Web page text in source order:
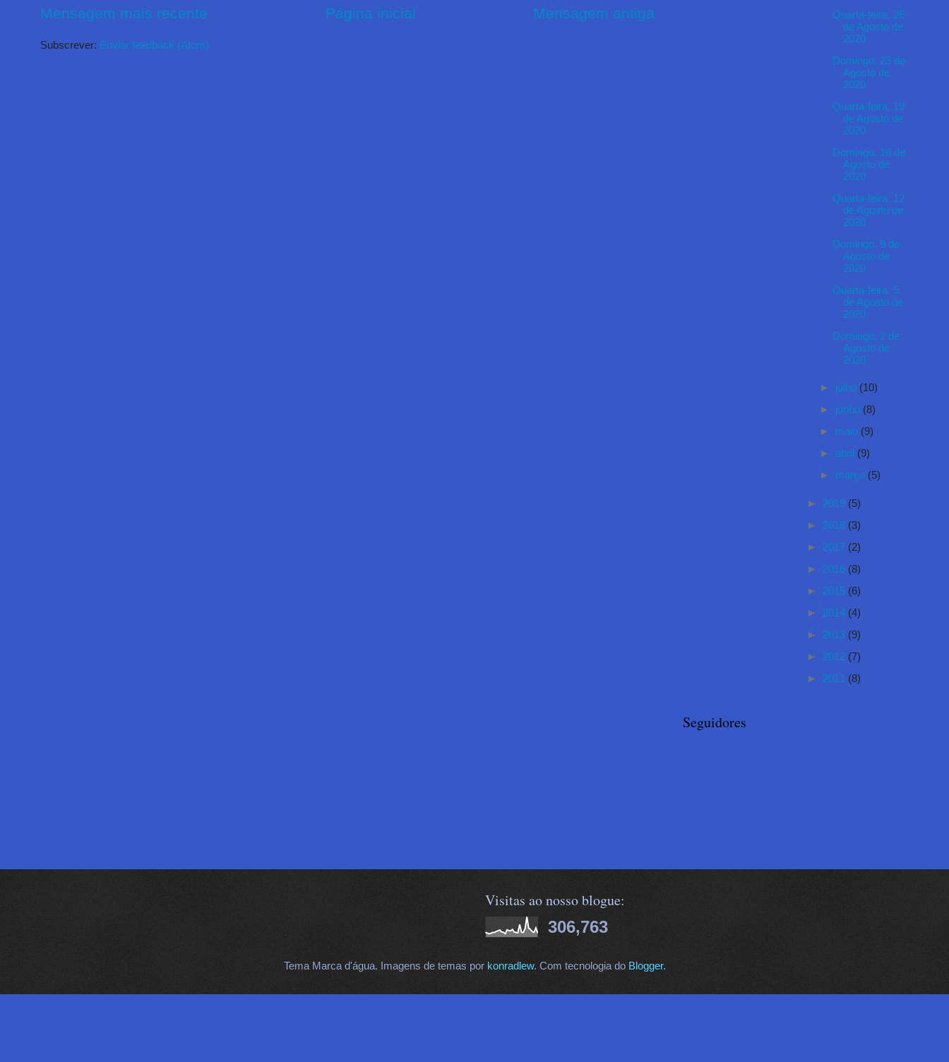
Mensagem mais recente Mensagem antiga
Página inicial
Subscrever: Enviar feedback (Atom)
Quarta-feira, 26
de Agosto de
2020
Domingo, 23 de
Agosto de
2020
Quarta-feira, 19
de Agosto de
2020
Domingo, 16 de
Agosto de
2020
Quarta-feira, 12
de Agosto de
2020
Domingo, 9 de
Agosto de
2020
Quarta-feira, 5
de Agosto de
2020
Domingo, 2 de
Agosto de
2020
► julho (10)
► junho (8)
► maio (9)
► abril (9)
► março (5)
► 2019 (5)
► 2018 (3)
► 2017 (2)
► 2016 (8)
► 2015 (6)
► 2014 (4)
► 2013 (9)
► 2012 (7)
► 2011 (8)
Seguidores
Visitas ao nosso blogue:
306,763
Tema Marca d'água. Imagens de temas por konradlew. Com tecnologia do Blogger.